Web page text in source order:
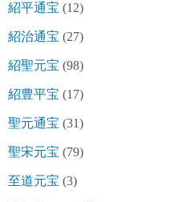
紹平通宝 (12)
紹治通宝 (27)
紹聖元宝 (98)
紹豊平宝 (17)
聖元通宝 (31)
聖宋元宝 (79)
至道元宝 (3)